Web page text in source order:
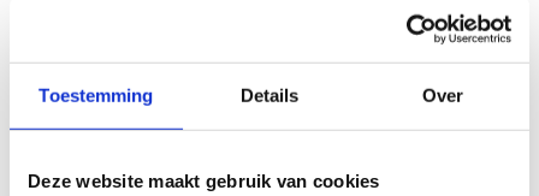
Toestemming Details Over
Deze website maakt gebruik van cookies